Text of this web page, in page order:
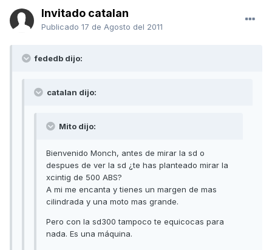
Invitado catalan
Publicado 17 de Agosto del 2011
fededb dijo:
catalan dijo:
Mito dijo:
Bienvenido Monch, antes de mirar la sd o
despues de ver la sd ¿te has planteado mirar la
xcintig de 500 ABS?
A mi me encanta y tienes un margen de mas
cilindrada y una moto mas grande.
Pero con la sd300 tampoco te equicocas para
nada. Es una máquina.